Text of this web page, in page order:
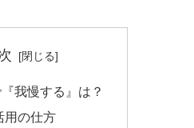
我慢する』は？
用の仕方